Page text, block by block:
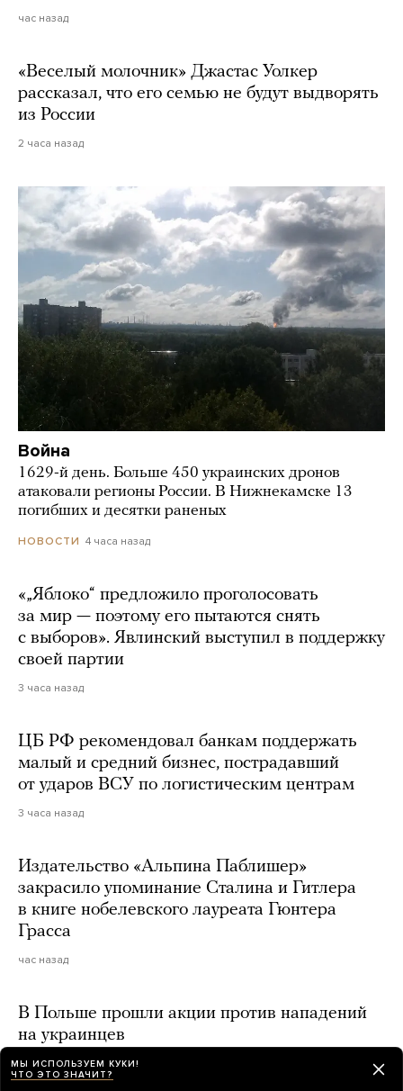
час назад
«Веселый молочник» Джастас Уолкер
рассказал, что его семью не будут выдворять
из России
2 часа назад
Война
1629-й день. Больше 450 украинских дронов
атаковали регионы России. В Нижнекамске 13
погибших и десятки раненых
НОВОСТИ 4 часа назад
«„Яблоко“ предложило проголосовать
за мир — поэтому его пытаются снять
с выборов». Явлинский выступил в поддержку
своей партии
3 часа назад
ЦБ РФ рекомендовал банкам поддержать
малый и средний бизнес, пострадавший
от ударов ВСУ по логистическим центрам
3 часа назад
Издательство «Альпина Паблишер»
закрасило упоминание Сталина и Гитлера
в книге нобелевского лауреата Гюнтера
Грасса
час назад
В Польше прошли акции против нападений
на украинцев
3 часа назад
МЫ ИСПОЛЬЗУЕМ КУКИ!
ЧТО ЭТО ЗНАЧИТ?